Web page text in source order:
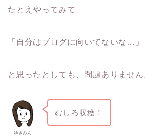
たとえやってみて
「自分はブログに向いてないな…」
と思ったとしても、問題ありません
ゆきみん
むしろ収穫！